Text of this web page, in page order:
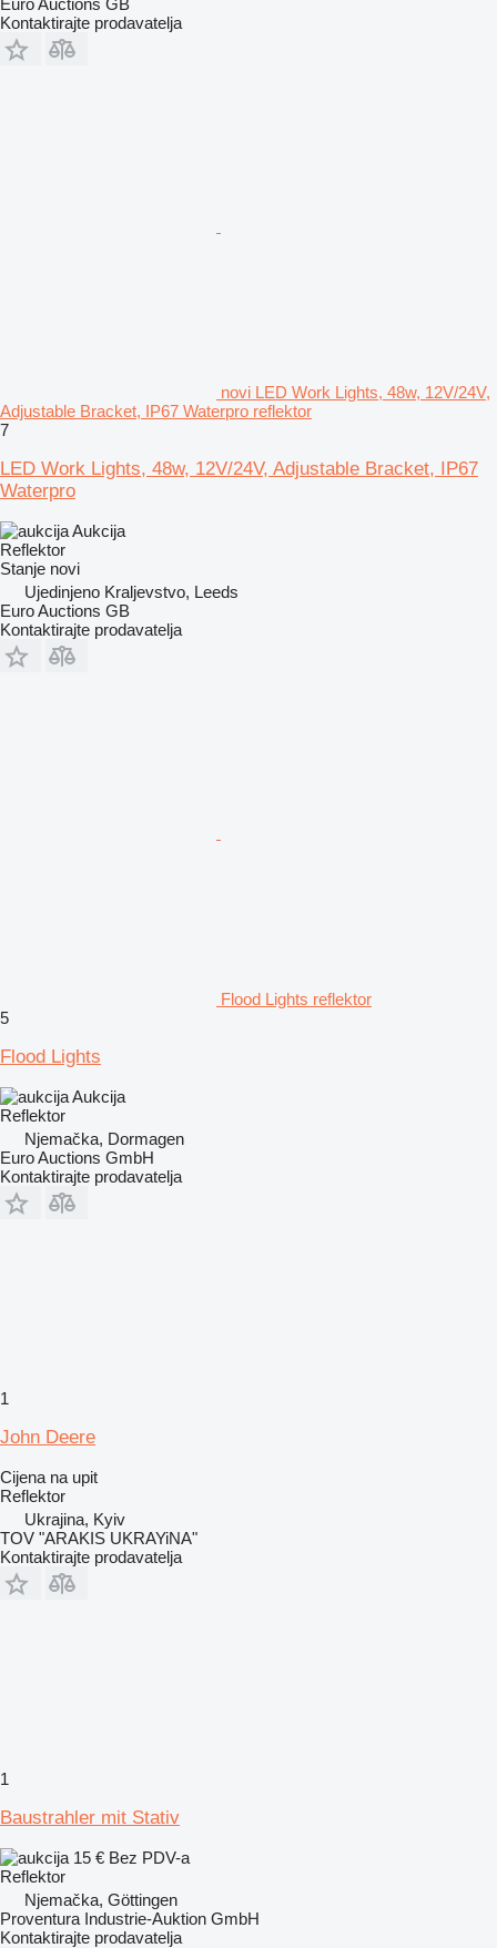
Kontaktirajte prodavatelja
novi LED Work Lights, 48w, 12V/24V,
Adjustable Bracket, IP67 Waterpro reflektor
7
LED Work Lights, 48w, 12V/24V, Adjustable Bracket, IP67
Waterpro
Aukcija
Reflektor
Stanje novi
Ujedinjeno Kraljevstvo, Leeds
Euro Auctions GB
Kontaktirajte prodavatelja
Flood Lights reflektor
5
Flood Lights
Aukcija
Reflektor
Njemačka, Dormagen
Euro Auctions GmbH
Kontaktirajte prodavatelja
1
John Deere
Cijena na upit
Reflektor
Ukrajina, Kyiv
TOV "ARAKIS UKRAYiNA"
Kontaktirajte prodavatelja
1
Baustrahler mit Stativ
15 € Bez PDV-a
Reflektor
Njemačka, Göttingen
Proventura Industrie-Auktion GmbH
Kontaktirajte prodavatelja